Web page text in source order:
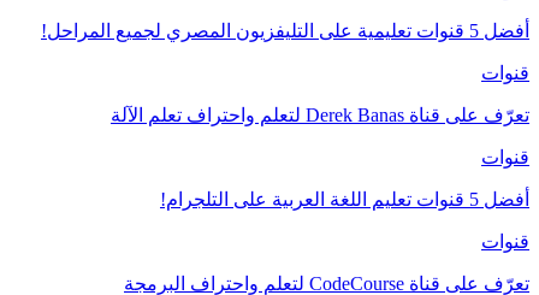
أفضل 5 قنوات تعليمية على التليفزيون المصري لجميع المراحل!
قنوات
تعرّف على قناة Derek Banas لتعلم واحتراف تعلم الآلة
قنوات
أفضل 5 قنوات تعليم اللغة العربية على التلجرام!
قنوات
تعرّف على قناة CodeCourse لتعلم واحتراف البرمجة